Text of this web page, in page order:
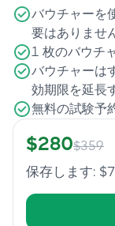
バウチャーを
要はありませ
1 枚のバウチ
バウチャーは
効期限を延長
無料の試験予
$280$359
保存します: $